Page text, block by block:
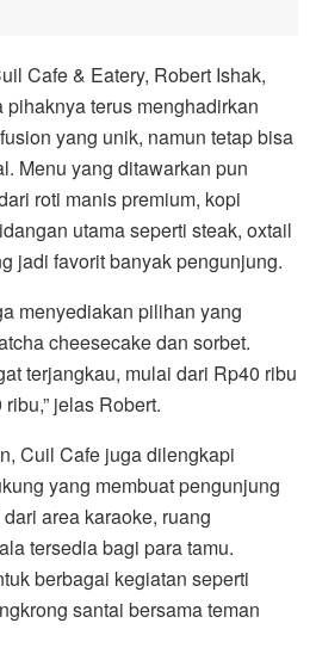
Cafe & Eatery, Robert Ishak,
terus menghadirkan
yang unik, namun tetap bisa
Menu yang ditawarkan pun
roti manis premium, kopi
utama seperti steak, oxtail
jadi favorit banyak pengunjung.
menyediakan pilihan yang
cheesecake dan sorbet.
terjangkau, mulai dari Rp40 ribu
jelas Robert.
Cuil Cafe juga dilengkapi
yang membuat pengunjung
area karaoke, ruang
tersedia bagi para tamu.
berbagai kegiatan seperti
santai bersama teman